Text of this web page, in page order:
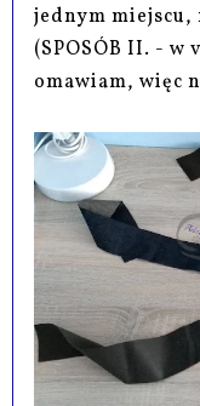
jednym miejscu,
(SPOSÓB II. -
omawiam, więc